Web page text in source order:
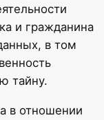
и гражданина
в том
тайну.
в отношении